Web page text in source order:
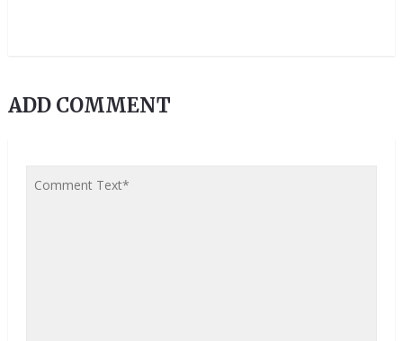
ADD COMMENT